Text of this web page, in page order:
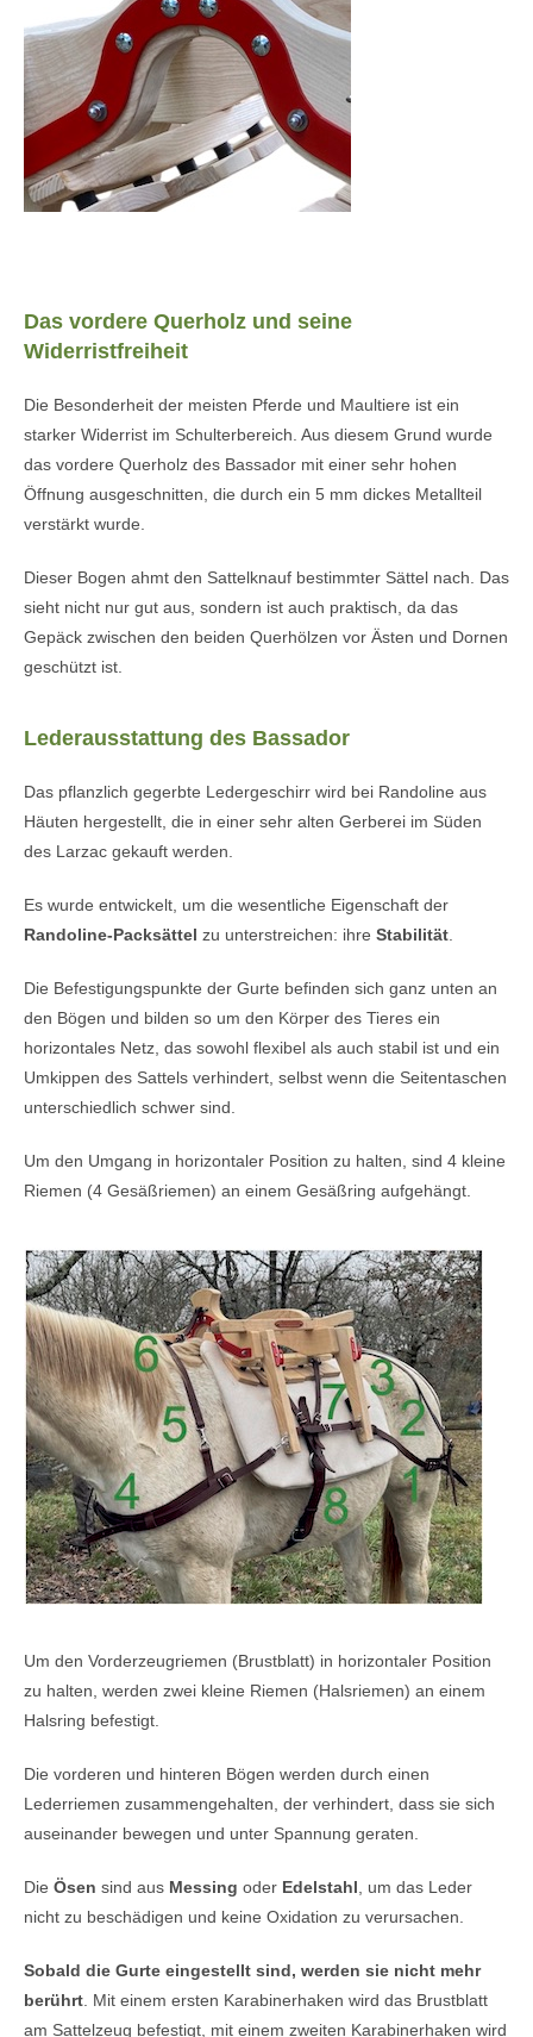
Das vordere Querholz und seine
Widerristfreiheit
Die Besonderheit der meisten Pferde und Maultiere ist ein
starker Widerrist im Schulterbereich. Aus diesem Grund wurde
das vordere Querholz des Bassador mit einer sehr hohen
Öffnung ausgeschnitten, die durch ein 5 mm dickes Metallteil
verstärkt wurde.
Dieser Bogen ahmt den Sattelknauf bestimmter Sättel nach. Das
sieht nicht nur gut aus, sondern ist auch praktisch, da das
Gepäck zwischen den beiden Querhölzen vor Ästen und Dornen
geschützt ist.
Lederausstattung des Bassador
Das pflanzlich gegerbte Ledergeschirr wird bei Randoline aus
Häuten hergestellt, die in einer sehr alten Gerberei im Süden
des Larzac gekauft werden.
Es wurde entwickelt, um die wesentliche Eigenschaft der
Randoline-Packsättel zu unterstreichen: ihre Stabilität
Die Befestigungspunkte der Gurte befinden sich ganz unten an
den Bögen und bilden so um den Körper des Tieres ein
horizontales Netz, das sowohl flexibel als auch stabil ist und ein
Umkippen des Sattels verhindert, selbst wenn die Seitentaschen
unterschiedlich schwer sind.
Um den Umgang in horizontaler Position zu halten, sind 4 kleine
Riemen (4 Gesäßriemen) an einem Gesäßring aufgehängt.
Um den Vorderzeugriemen (Brustblatt) in horizontaler Position
zu halten, werden zwei kleine Riemen (Halsriemen) an einem
Halsring befestigt.
Die vorderen und hinteren Bögen werden durch einen
Lederriemen zusammengehalten, der verhindert, dass sie sich
auseinander bewegen und unter Spannung geraten.
Die Ösen sind aus Messing oder Edelstahl , um das Leder
nicht zu beschädigen und keine Oxidation zu verursachen.
Sobald die Gurte eingestellt sind, werden sie nicht mehr
berührt . Mit einem ersten Karabinerhaken wird das Brustblatt
am Sattelzeug befestigt, mit einem zweiten Karabinerhaken wird